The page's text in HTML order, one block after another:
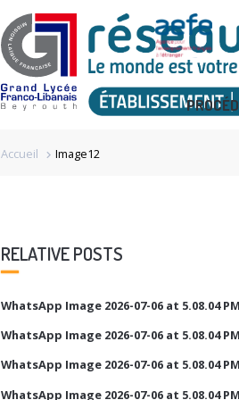
Accueil chevron_right Image12
RELATIVE POSTS
WhatsApp Image 2026-07-06 at 5.08.04 PM
WhatsApp Image 2026-07-06 at 5.08.04
WhatsApp Image 2026-07-06 at 5.08.04
WhatsApp Image 2026-07-06 at 5.08.04